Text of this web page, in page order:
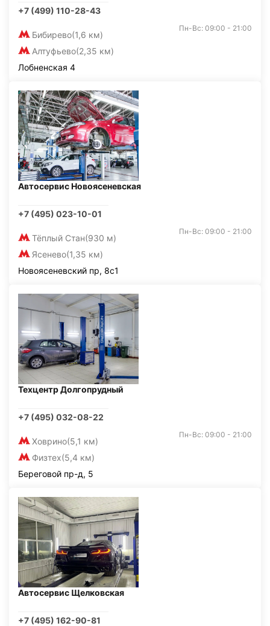
+7 (499) 110-28-43
Бибирево(1,6 км)
Алтуфьево(2,35 км)
Пн-Вс: 09:00 - 21:00
Лобненская 4
Автосервис Новоясеневская
+7 (495) 023-10-01
Тёплый Стан(930 м)
Ясенево(1,35 км)
Пн-Вс: 09:00 - 21:00
Новоясеневский пр, 8с1
Техцентр Долгопрудный
+7 (495) 032-08-22
Ховрино(5,1 км)
Физтех(5,4 км)
Пн-Вс: 09:00 - 21:00
Береговой пр-д, 5
Автосервис Щелковская
+7 (495) 162-90-81